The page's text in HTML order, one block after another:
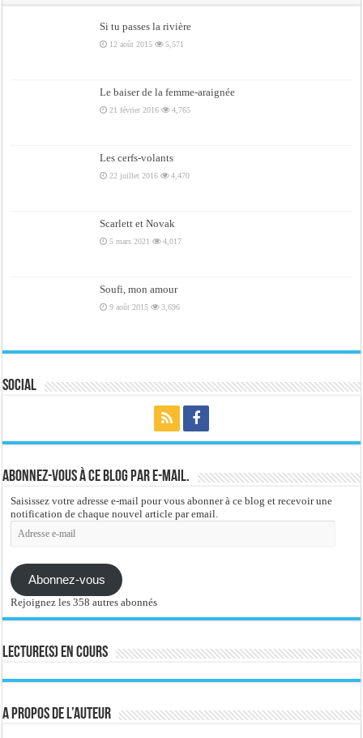
Si tu passes la rivière
12 août 2015 5,571
Le baiser de la femme-araignée
21 février 2016 4,765
Les cerfs-volants
22 juillet 2016 4,470
Scarlett et Novak
5 mars 2021 4,017
Soufi, mon amour
9 août 2015 3,696
Social
Abonnez-vous à ce blog par e-mail.
Saisissez votre adresse e-mail pour vous abonner à ce blog et recevoir une
notification de chaque nouvel article par email.
Adresse
e-
Abonnez-vous
Rejoignez les 358 autres abonnés
Lecture(s) en cours
A propos de l’auteur